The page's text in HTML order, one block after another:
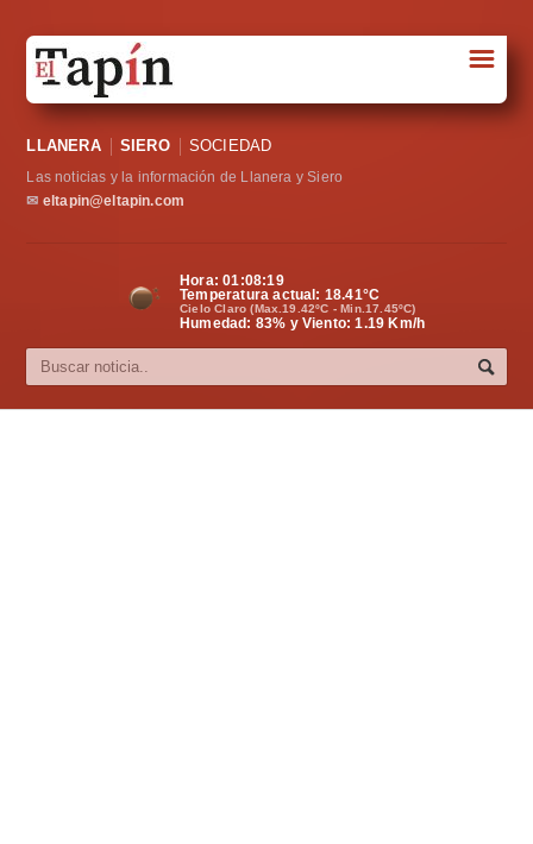
Sociedad
Política
Cultura
☰
LLANERA SIERO SOCIEDAD
Las noticias y la información de Llanera y Siero
✉ eltapin@eltapin.com
Hora:01:08:20
Temperatura actual: 18.41°C
Cielo Claro (Max.19.42ºC - Min.17.45ºC)
Humedad: 83% y Viento: 1.19 Km/h